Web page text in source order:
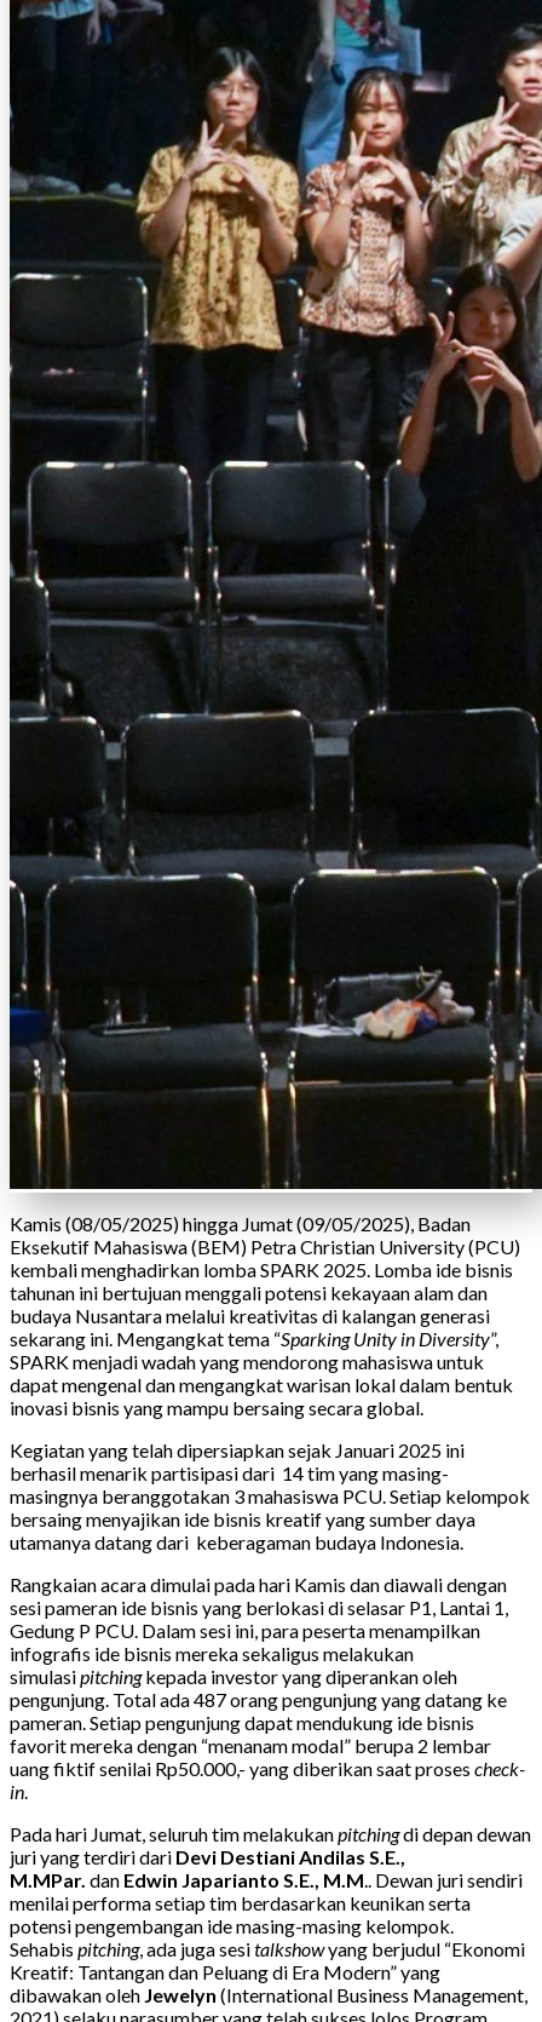
Kamis (08/05/2025) hingga Jumat (09/05/2025), Badan
Eksekutif Mahasiswa (BEM) Petra Christian University (PCU)
kembali menghadirkan lomba SPARK 2025. Lomba ide bisnis
tahunan ini bertujuan menggali potensi kekayaan alam dan
budaya Nusantara melalui kreativitas di kalangan generasi
sekarang ini. Mengangkat tema “Sparking Unity in Diversity”,
SPARK menjadi wadah yang mendorong mahasiswa untuk
dapat mengenal dan mengangkat warisan lokal dalam bentuk
inovasi bisnis yang mampu bersaing secara global.
Kegiatan yang telah dipersiapkan sejak Januari 2025 ini
berhasil menarik partisipasi dari 14 tim yang masing-
masingnya beranggotakan 3 mahasiswa PCU. Setiap kelompok
bersaing menyajikan ide bisnis kreatif yang sumber daya
utamanya datang dari keberagaman budaya Indonesia.
Rangkaian acara dimulai pada hari Kamis dan diawali dengan
sesi pameran ide bisnis yang berlokasi di selasar P1, Lantai 1,
Gedung P PCU. Dalam sesi ini, para peserta menampilkan
infografis ide bisnis mereka sekaligus melakukan
simulasipitchingkepada investor yang diperankan oleh
pengunjung. Total ada 487 orang pengunjung yang datang ke
pameran. Setiap pengunjung dapat mendukung ide bisnis
favorit mereka dengan “menanam modal” berupa 2 lembar
uang fiktif senilai Rp50.000,- yang diberikan saat proses check-
in.
Pada hari Jumat, seluruh tim melakukanpitchingdi depan dewan
juri yang terdiri dari Devi Destiani Andilas S.E.,
M.MPar. dan Edwin Japarianto S.E., M.M.. Dewan juri sendiri
menilai performa setiap tim berdasarkan keunikan serta
potensi pengembangan ide masing-masing kelompok.
Sehabis pitching, ada juga sesitalkshowyang berjudul “Ekonomi
Kreatif: Tantangan dan Peluang di Era Modern” yang
dibawakan oleh Jewelyn (International Business Management,